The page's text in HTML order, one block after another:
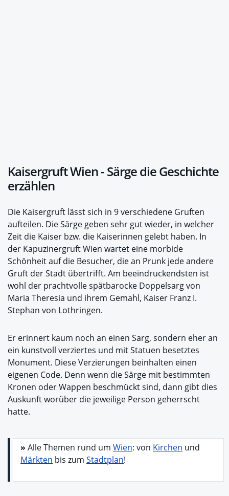
Kaisergruft Wien - Särge die Geschichte
erzählen
Die Kaisergruft lässt sich in 9 verschiedene Gruften
aufteilen. Die Särge geben sehr gut wieder, in welcher
Zeit die Kaiser bzw. die Kaiserinnen gelebt haben. In
der Kapuzinergruft Wien wartet eine morbide
Schönheit auf die Besucher, die an Prunk jede andere
Gruft der Stadt übertrifft. Am beeindruckendsten ist
wohl der prachtvolle spätbarocke Doppelsarg von
Maria Theresia und ihrem Gemahl, Kaiser Franz I.
Stephan von Lothringen.
Er erinnert kaum noch an einen Sarg, sondern eher an
ein kunstvoll verziertes und mit Statuen besetztes
Monument. Diese Verzierungen beinhalten einen
eigenen Code. Denn wenn die Särge mit bestimmten
Kronen oder Wappen beschmückt sind, dann gibt dies
Auskunft worüber die jeweilige Person geherrscht
hatte.
» Alle Themen rund um Wien: von Kirchen und
Märkten bis zum Stadtplan!